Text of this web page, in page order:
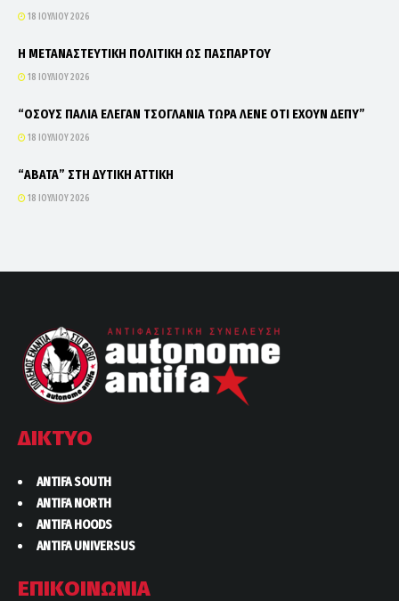
18 ΙΟΥΛΊΟΥ 2026
Η ΜΕΤΑΝΑΣΤΕΥΤΙΚΗ ΠΟΛΙΤΙΚΗ ΩΣ ΠΑΣΠΑΡΤΟΥ
18 ΙΟΥΛΊΟΥ 2026
“ΟΣΟΥΣ ΠΑΛΙΑ ΕΛΕΓΑΝ ΤΣΟΓΛΑΝΙΑ ΤΩΡΑ ΛΕΝΕ ΟΤΙ ΕΧΟΥΝ ΔΕΠΥ”
18 ΙΟΥΛΊΟΥ 2026
“ΑΒΑΤΑ” ΣΤΗ ΔΥΤΙΚΗ ΑΤΤΙΚΗ
18 ΙΟΥΛΊΟΥ 2026
ΔΙΚΤΥΟ
ANTIFA SOUTH
ANTIFA NORTH
ANTIFA HOODS
ANTIFA UNIVERSUS
ΕΠΙΚΟΙΝΩΝΙΑ